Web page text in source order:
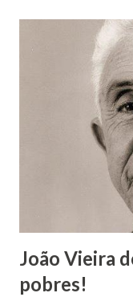
João Vieira
pobres!